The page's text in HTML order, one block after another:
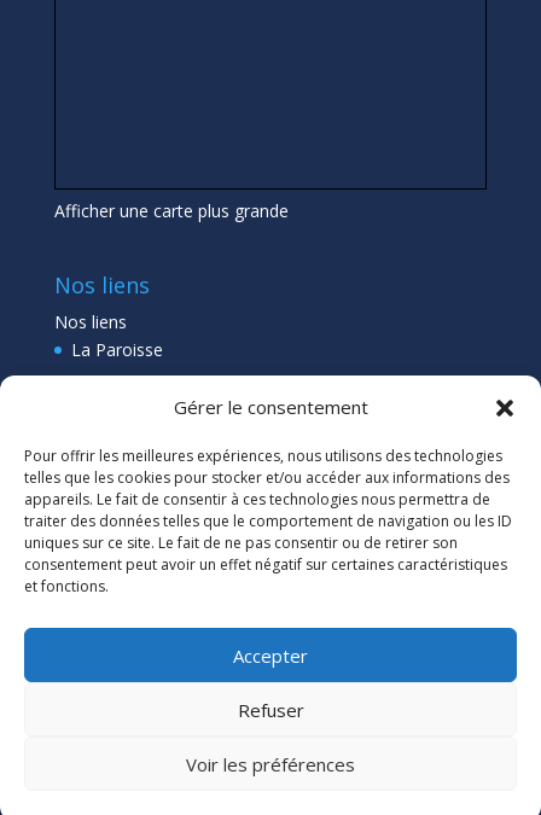
Gérer le consentement
Pour offrir les meilleures expériences, nous utilisons des technologies
telles que les cookies pour stocker et/ou accéder aux informations des
appareils. Le fait de consentir à ces technologies nous permettra de
traiter des données telles que le comportement de navigation ou les ID
uniques sur ce site. Le fait de ne pas consentir ou de retirer son
consentement peut avoir un effet négatif sur certaines caractéristiques
et fonctions.
Accepter
Refuser
Voir les préférences
Afficher une carte plus grande
Nos liens
Nos liens
La Paroisse
Ecole Pléneuf Val André–Erquy – Planguenoual
Lien admin